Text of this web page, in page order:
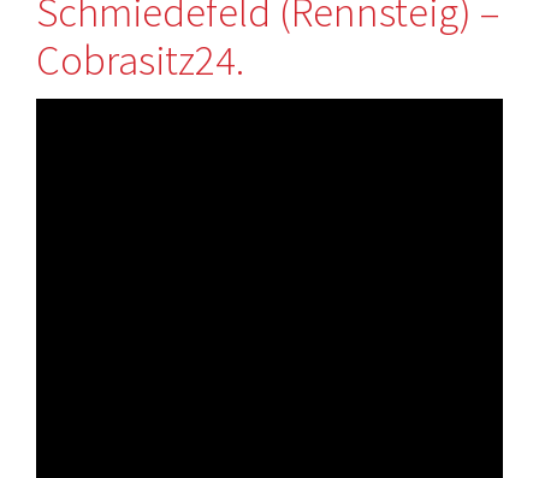
Schmiedefeld (Rennsteig) –
Cobrasitz24.